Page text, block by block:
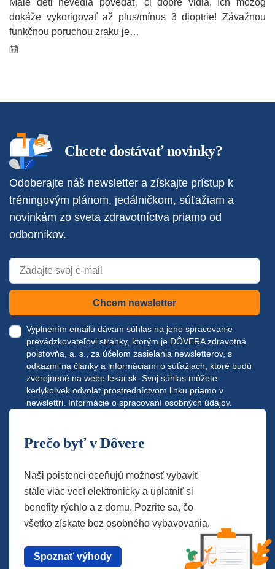
Malé deti nevedia povedať, či dobre vidia. Ich mozog
dokáže vykorigovať až plus/mínus 3 dioptrie! Závažnou
funkčnou poruchou zraku je…
Chcete dostávať novinky?
Odoberajte náš newsletter a získajte prístup k
tréningovým plánom, jedálničkom, súťažiam a
novinkám zo sveta zdravotníctva priamo od
odborníkov.
Chcem newsletter
Vyplnením emailu dávam súhlas na jeho spracovanie
prevádzkovateľovi stránky, ktorým je DÔVERA zdravotná
poisťovňa, a. s., za účelom zasielania newsletterov, s
odkazmi na články a informáciami o súťažiach, ktoré budú
zverejnené na webe lekar.sk . Svoj súhlas môžete
kedykoľvek odvolať prostredníctvom linku priamo v
newslettri. Informácie o spracovaní osobných údajov.
Prečo byť v Dôvere
Naši poistenci oceňujú možnosť vybaviť
stále viac vecí elektronicky a uplatniť si
benefity rýchlo a z domu. Pozrite sa, čo
všetko získate bez osobného vybavovania.
Spoznať výhody